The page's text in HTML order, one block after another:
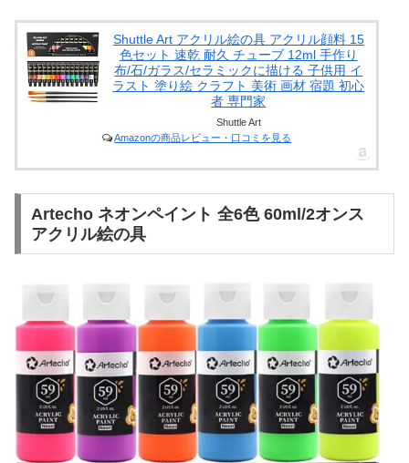
Shuttle Art アクリル絵の具 アクリル顔料 15
色セット 速乾 耐久 チューブ 12ml 手作り
布/石/ガラス/セラミックに描ける 子供用 イ
ラスト 塗り絵 クラフト 美術 画材 宿題 初心
者 専門家
Shuttle Art
Amazonの商品レビュー・口コミを見る
Artecho ネオンペイント 全6色 60ml/2オンス
アクリル絵の具